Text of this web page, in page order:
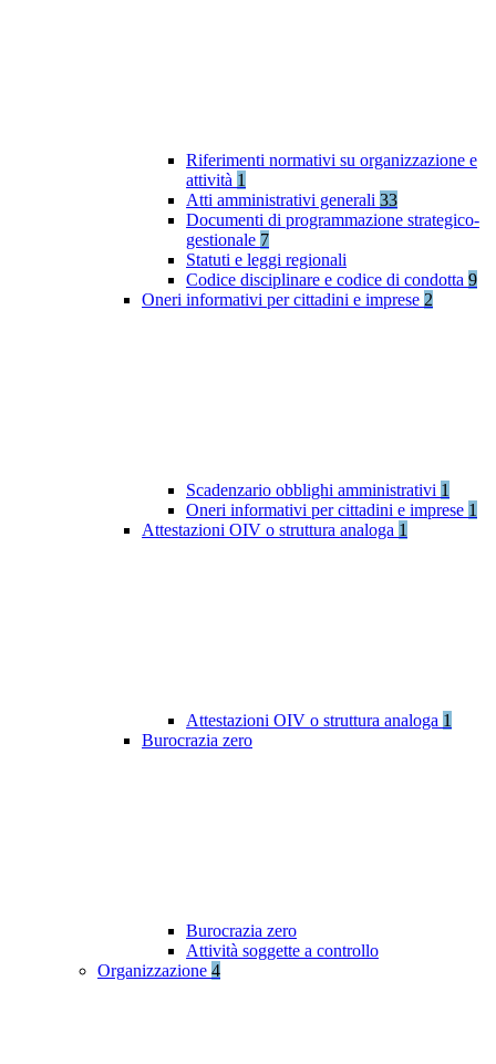
Riferimenti normativi su organizzazione e
attività 1
Atti amministrativi generali 33
Documenti di programmazione strategico-
gestionale 7
Statuti e leggi regionali
Codice disciplinare e codice di condotta 9
Oneri informativi per cittadini e imprese 2
Scadenzario obblighi amministrativi 1
Oneri informativi per cittadini e imprese 1
Attestazioni OIV o struttura analoga 1
Attestazioni OIV o struttura analoga 1
Burocrazia zero
Burocrazia zero
Attività soggette a controllo
Organizzazione 4